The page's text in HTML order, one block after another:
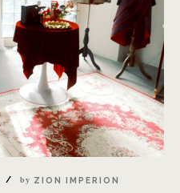
by ZION IMPERION